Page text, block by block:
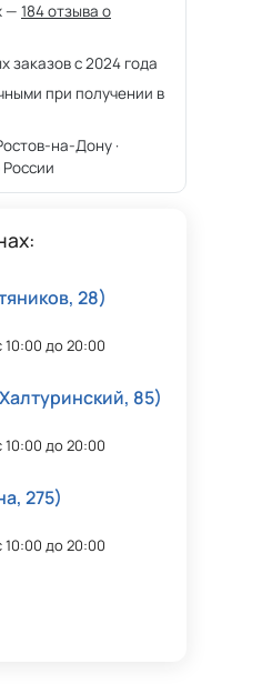
— 184 отзыва о
заказов с 2024 года
при получении в
на-Дону ·
28)
до 20:00
85)
до 20:00
275)
до 20:00